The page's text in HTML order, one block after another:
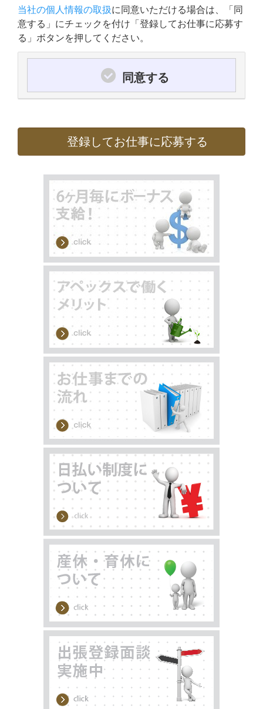
当社の個人情報の取扱に同意いただける場合は、「同
意する」にチェックを付け「登録してお仕事に応募す
る」ボタンを押してください。
同意する